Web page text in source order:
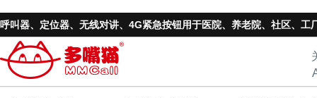
呼叫器、 定位器、无线对讲、4G紧急按钮用于医院、养老院、社区、工